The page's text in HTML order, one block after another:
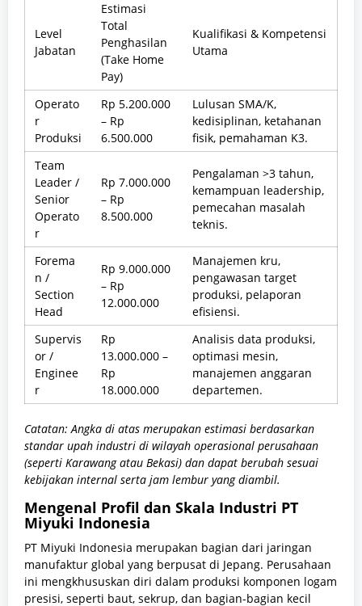
Level
Jabatan
Estimasi
Total
Penghasilan
(Take Home
Pay)
Kualifikasi & Kompetensi
Utama
Operato
r
Produksi
Rp 5.200.000
– Rp
6.500.000
Lulusan SMA/K,
kedisiplinan, ketahanan
fisik, pemahaman K3.
Team
Leader /
Senior
Operato
r
Rp 7.000.000
– Rp
8.500.000
Pengalaman >3 tahun,
kemampuan leadership,
pemecahan masalah
teknis.
Forema
n /
Section
Head
Rp 9.000.000
– Rp
12.000.000
Manajemen kru,
pengawasan target
produksi, pelaporan
efisiensi.
Supervis
or /
Enginee
r
Rp
13.000.000 –
Rp
18.000.000
Analisis data produksi,
optimasi mesin,
manajemen anggaran
departemen.
Catatan: Angka di atas merupakan estimasi berdasarkan
standar upah industri di wilayah operasional perusahaan
(seperti Karawang atau Bekasi) dan dapat berubah sesuai
kebijakan internal serta jam lembur yang diambil.
Mengenal Profil dan Skala Industri PT
Miyuki Indonesia
PT Miyuki Indonesia merupakan bagian dari jaringan
manufaktur global yang berpusat di Jepang. Perusahaan
ini mengkhususkan diri dalam produksi komponen logam
presisi, seperti baut, sekrup, dan bagian-bagian kecil